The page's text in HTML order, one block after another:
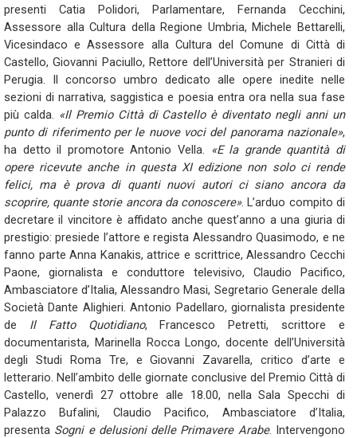
presenti Catia Polidori, Parlamentare, Fernanda Cecchini,
Assessore alla Cultura della Regione Umbria, Michele Bettarelli,
Vicesindaco e Assessore alla Cultura del Comune di Città di
Castello, Giovanni Paciullo, Rettore dell’Università per Stranieri di
Perugia. Il concorso umbro dedicato alle opere inedite nelle
sezioni di narrativa, saggistica e poesia entra ora nella sua fase
più calda. «Il Premio Città di Castello è diventato negli anni un
punto di riferimento per le nuove voci del panorama nazionale»,
ha detto il promotore Antonio Vella. «E la grande quantità di
opere ricevute anche in questa XI edizione non solo ci rende
felici, ma è prova di quanti nuovi autori ci siano ancora da
scoprire, quante storie ancora da conoscere». L’arduo compito di
decretare il vincitore è affidato anche quest’anno a una giuria di
prestigio: presiede l’attore e regista Alessandro Quasimodo, e ne
fanno parte Anna Kanakis, attrice e scrittrice, Alessandro Cecchi
Paone, giornalista e conduttore televisivo, Claudio Pacifico,
Ambasciatore d’Italia, Alessandro Masi, Segretario Generale della
Società Dante Alighieri. Antonio Padellaro, giornalista presidente
de Il Fatto Quotidiano, Francesco Petretti, scrittore e
documentarista, Marinella Rocca Longo, docente dell’Università
degli Studi Roma Tre, e Giovanni Zavarella, critico d’arte e
letterario. Nell’ambito delle giornate conclusive del Premio Città di
Castello, venerdì 27 ottobre alle 18.00, nella Sala Specchi di
Palazzo Bufalini, Claudio Pacifico, Ambasciatore d’Italia,
presenta Sogni e delusioni delle Primavere Arabe. Intervengono